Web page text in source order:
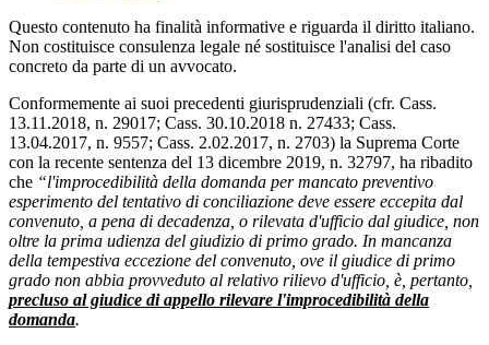
Questo contenuto ha finalità informative e riguarda il diritto italiano.
Non costituisce consulenza legale né sostituisce l'analisi del caso
concreto da parte di un avvocato.
Conformemente ai suoi precedenti giurisprudenziali (cfr. Cass.
13.11.2018, n. 29017; Cass. 30.10.2018 n. 27433; Cass.
13.04.2017, n. 9557; Cass. 2.02.2017, n. 2703) la Suprema Corte
con la recente sentenza del 13 dicembre 2019, n. 32797, ha ribadito
che “l'improcedibilità della domanda per mancato preventivo
esperimento del tentativo di conciliazione deve essere eccepita dal
convenuto, a pena di decadenza, o rilevata d'ufficio dal giudice, non
oltre la prima udienza del giudizio di primo grado. In mancanza
della tempestiva eccezione del convenuto, ove il giudice di primo
grado non abbia provveduto al relativo rilievo d'ufficio, è, pertanto,
precluso al giudice di appello rilevare l'improcedibilità della
domanda.